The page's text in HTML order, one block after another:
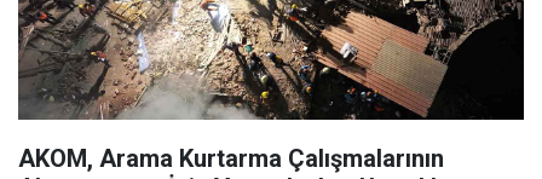
AKOM, Arama Kurtarma Çalışmalarının